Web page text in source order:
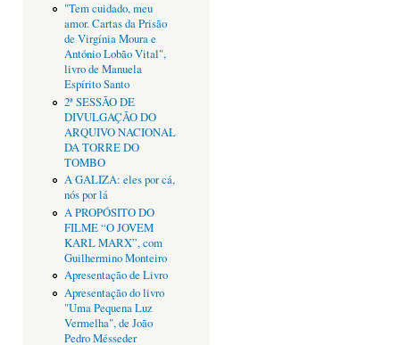
"Tem cuidado, meu
amor. Cartas da Prisão
de Virgínia Moura e
António Lobão Vital",
livro de Manuela
Espírito Santo
2ª SESSÃO DE
DIVULGAÇÃO DO
ARQUIVO NACIONAL
DA TORRE DO
TOMBO
A GALIZA: eles por cá,
nós por lá
A PROPÓSITO DO
FILME “O JOVEM
KARL MARX”, com
Guilhermino Monteiro
Apresentação de Livro
Apresentação do livro
"Uma Pequena Luz
Vermelha", de João
Pedro Mésseder